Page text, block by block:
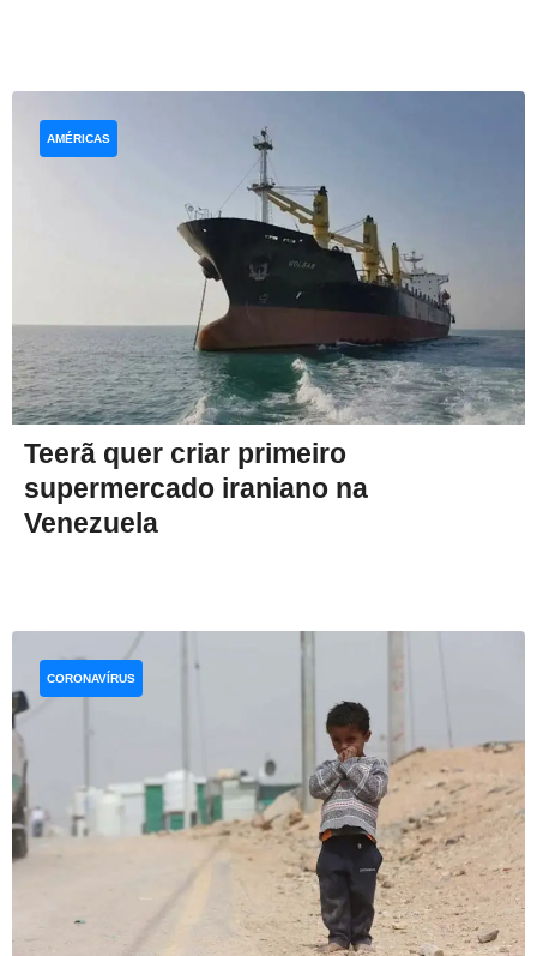
Teerã quer criar primeiro
supermercado iraniano na
Venezuela
AMÉRICAS
CORONAVÍRUS